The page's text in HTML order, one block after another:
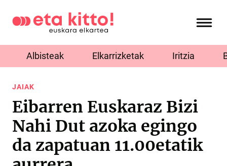
Albisteak Elkarrizketak Iritzia
JAIAK
Eibarren Euskaraz Bizi
Nahi Dut azoka egingo
da zapatuan 11.00etatik